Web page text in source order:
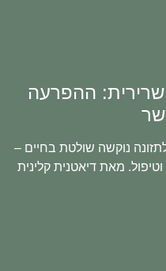
שרירית: ההפרעה
נוקשה שולטת בחיים –
מאת דיאטנית קלינית